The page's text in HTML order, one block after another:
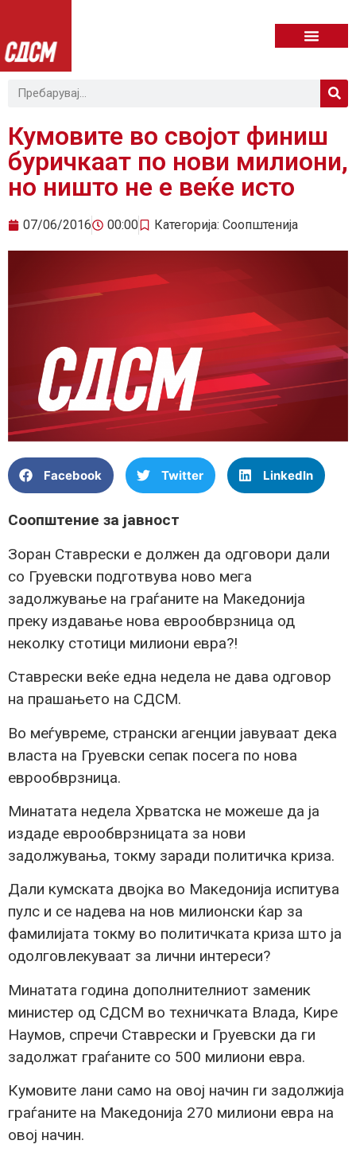
Кумовите во својот финиш
буричкаат по нови милиони,
но ништо не е веќе исто
07/06/2016 00:00 Категорија: Соопштенија
Facebook Twitter LinkedIn
Соопштение за јавност
Зоран Ставрески е должен да одговори дали
со Груевски подготвува ново мега
задолжување на граѓаните на Македонија
преку издавање нова еврообврзница од
неколку стотици милиони евра?!
Ставрески веќе една недела не дава одговор
на прашањето на СДСМ.
Во меѓувреме, странски агенции јавуваат дека
власта на Груевски сепак посега по нова
еврообврзница.
Минатата недела Хрватска не можеше да ја
издаде еврообврзницата за нови
задолжувања, токму заради политичка криза.
Дали кумската двојка во Македонија испитува
пулс и се надева на нов милионски ќар за
фамилијата токму во политичката криза што ја
одолговлекуваат за лични интереси?
Минатата година дополнителниот заменик
министер од СДСМ во техничката Влада, Кире
Наумов, спречи Ставрески и Груевски да ги
задолжат граѓаните со 500 милиони евра.
Кумовите лани само на овој начин ги задолжија
граѓаните на Македонија 270 милиони евра на
овој начин.